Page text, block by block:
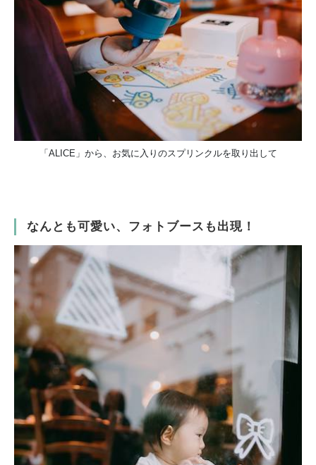
「ALICE」から、お気に入りのスプリンクルを取り出して
なんとも可愛い、フォトブースも出現！